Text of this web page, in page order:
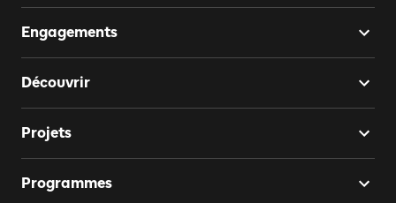
Engagements
Découvrir
Projets
Programmes